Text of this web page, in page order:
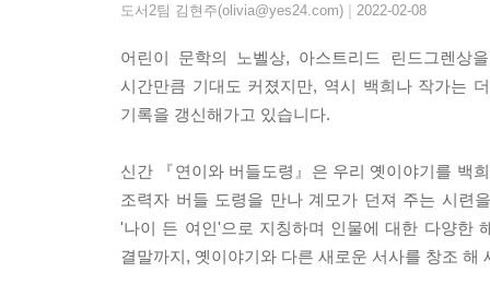
도서2팀 김현주(olivia@yes24.com) | 2022-02-08
어린이 문학의 노벨상, 아스트리드 린드그렌상
시간만큼 기대도 커졌지만, 역시 백희나 작가는
기록을 갱신해가고 있습니다.
신간 『연이와 버들도령』은 우리 옛이야기를 백
조력자 버들 도령을 만나 계모가 던져 주는 시련
'나이 든 여인'으로 지칭하며 인물에 대한 다양한
결말까지, 옛이야기와 다른 새로운 서사를 창조 해